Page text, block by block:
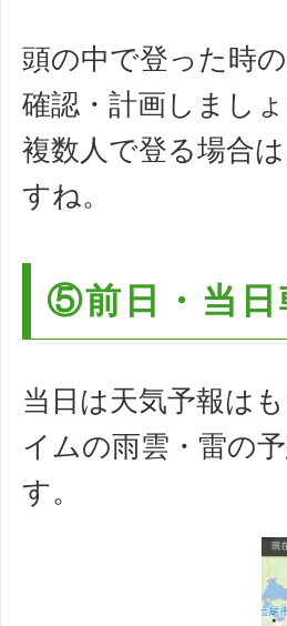
頭の中で登った時
確認・計画しましょ
複数人で登る場合
すね。
⑤前日・当日
当日は天気予報は
イムの雨雲・雷の
す。